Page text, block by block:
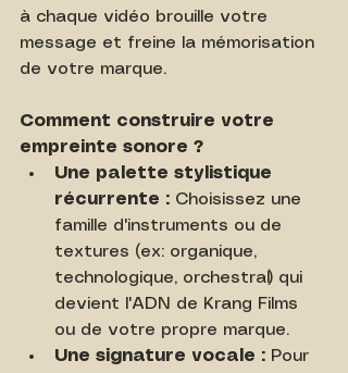
à chaque vidéo brouille votre
message et freine la mémorisation
de votre marque.
Comment construire votre
empreinte sonore ?
Une palette stylistique
récurrente : Choisissez une
famille d'instruments ou de
textures (ex: organique,
technologique, orchestral) qui
devient l'ADN de Krang Films
ou de votre propre marque.
Une signature vocale : Pour